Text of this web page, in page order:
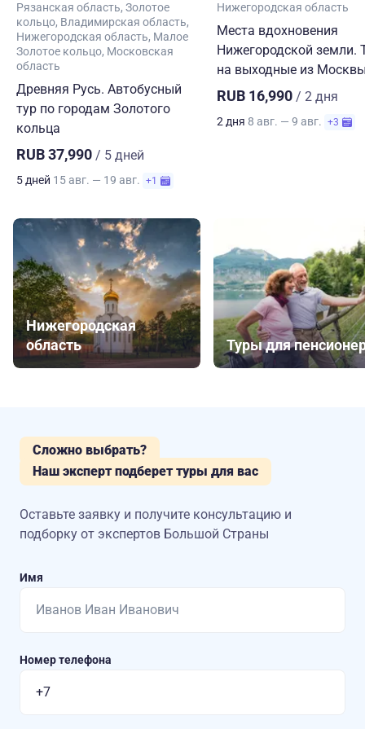
Рязанская область Золотое
кольцо Владимирская область
Нижегородская область Малое
Золотое кольцо Московская
область
Древняя Русь. Автобусный
тур по городам Золотого
кольца
RUB 37,990 / 5 дней
5 дней 15 авг. — 19 авг. +1
Нижегородская область
Места вдохновения
Нижегородской земли.
на выходные из
RUB 16,990 / 2 дня
2 дня 8 авг. — 9 авг. +3
Нижегородская
область
Туры для
Сложно выбрать?
Наш эксперт подберет туры для вас
Оставьте заявку и получите консультацию и
подборку от экспертов Большой Страны
Имя
Номер телефона